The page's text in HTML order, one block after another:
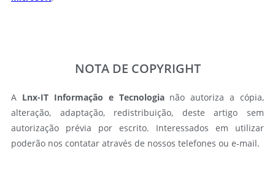
NOTA DE COPYRIGHT
A Lnx-IT Informação e Tecnologianão autoriza a cópia,
alteração, adaptação, redistribuição, deste artigo sem
autorização prévia por escrito. Interessados em utilizar
poderão nos contatar através de nossos telefones ou e-mail.